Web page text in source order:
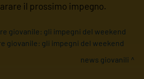
il prossimo impegno.
giovanile: gli impegni del weekend
giovanile: gli impegni del weekend
news giovanili